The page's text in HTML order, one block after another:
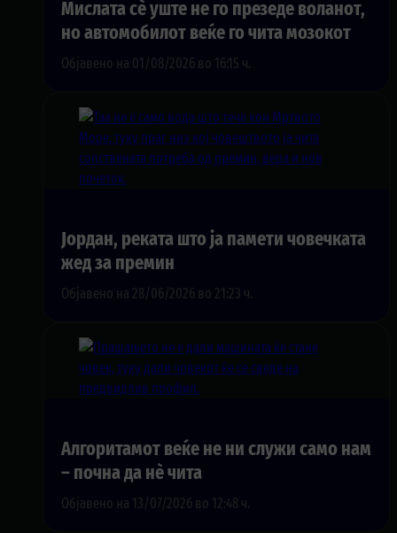
Мислата сè уште не го презеде воланот,
но автомобилот веќе го чита мозокот
Објавено на 01/08/2026 во 16:15 ч.
Јордан, реката што ја памети човечката
жед за премин
Објавено на 28/06/2026 во 21:23 ч.
Алгоритамот веќе не ни служи само нам
– почна да нè чита
Објавено на 13/07/2026 во 12:48 ч.